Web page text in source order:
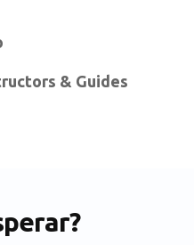
& Guides